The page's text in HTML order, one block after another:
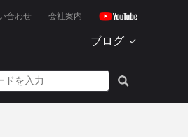
合わせ 会社案内
ブログ